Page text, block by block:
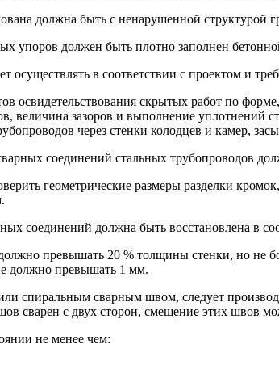
должна быть с ненарушенной структурой
упоров должен быть плотно заполнен
осуществлять в соответствии с проектом и
освидетельствования скрытых работ по
величина зазоров и выполнение уплотнений
через стенки колодцев и камер,
соединений стальных трубопроводов
геометрические размеры разделки
соединений должна быть восстановлена в
превышать 20 % толщины стенки, но
должно превышать 1 мм.
спиральным сварным швом, следует
сварен с двух сторон, смещение этих швов
не менее чем: